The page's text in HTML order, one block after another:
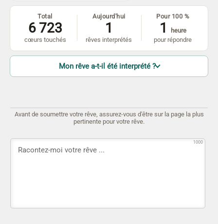
Total
6 723
cœurs touchés
Aujourd'hui
1
rêves interprétés
Pour 100 %
1
heure
pour répondre
Mon rêve a-t-il été interprété ?
Avant de soumettre votre rêve, assurez-vous d'être sur la page la plus
pertinente pour votre rêve.
1000